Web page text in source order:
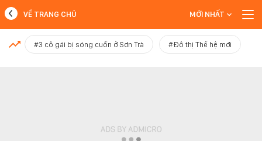
MỚI NHẤT
VỀ TRANG CHỦ MỚI NHẤT
#3 cô gái bị sóng cuốn ở Sơn Trà #Đô thị Thế hệ mới